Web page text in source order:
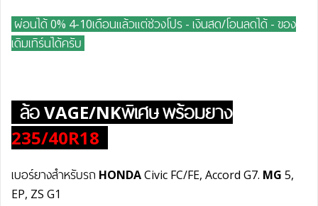
ผ่อนได้ 0% 4-10เดือนแล้วแต่ช่วงโปร - เงินสด/โอนลดได้ - ของ
เดิมเทิร์นได้ครับ
ล้อVAGE/NKพิเศษพร้อมยาง
235/40R18
เบอร์ยางสำหรับรถ HONDACivic FC/FE, Accord G7. MG 5,
EP, ZS G1